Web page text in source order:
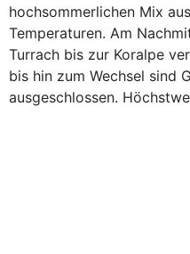
hochsommerlichen Mix
Temperaturen. Am
Turrach bis zur Koralpe
bis hin zum Wechsel sind
ausgeschlossen.